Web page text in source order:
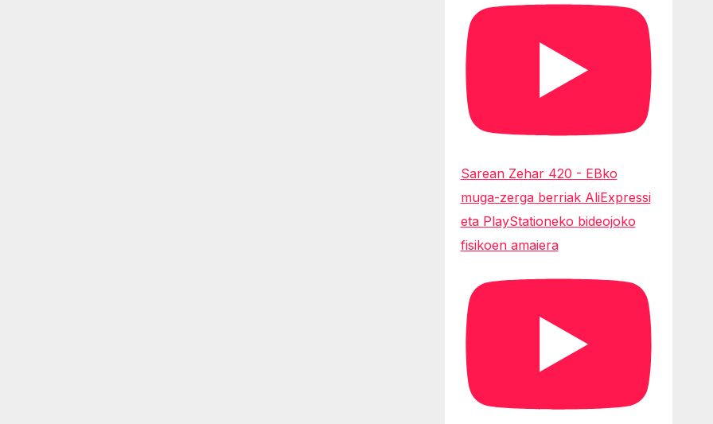
Sarean Zehar 420 - EBko
muga-zerga berriak AliExpressi
eta PlayStationeko bideojoko
fisikoen amaiera